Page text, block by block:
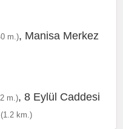
m.), Manisa Merkez
m.), 8 Eylül Caddesi
(1.2 km.)